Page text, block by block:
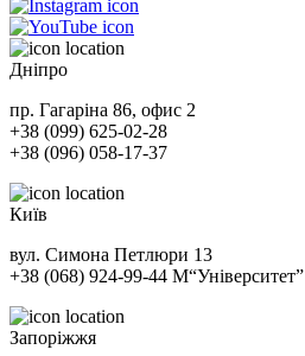
Дніпро
пр. Гагаріна 86, офис 2
+38 (099) 625-02-28
+38 (096) 058-17-37
Київ
вул. Симона Петлюри 13
+38 (068) 924-99-44 М“Університет”
Запоріжжя